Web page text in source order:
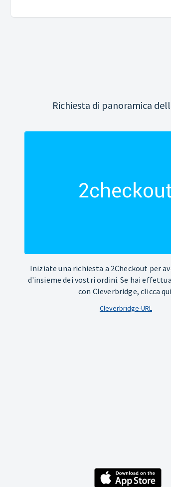
Richiesta di panoramica
Iniziate una richiesta a 2Checkout per
d'insieme dei vostri ordini. Se hai
con Cleverbridge, clicca
Cleverbridge-URL